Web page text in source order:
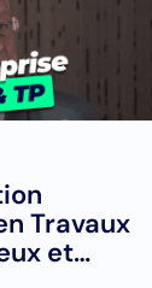
Travaux
et